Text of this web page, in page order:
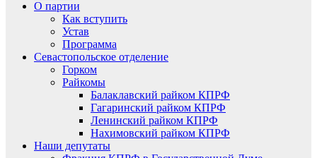
О партии
Как вступить
Устав
Программа
Севастопольское отделение
Горком
Райкомы
Балаклавский райком КПРФ
Гагаринский райком КПРФ
Ленинский райком КПРФ
Нахимовский райком КПРФ
Наши депутаты